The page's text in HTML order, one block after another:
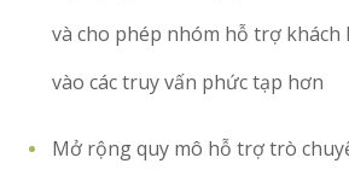
và cho phép nhóm hỗ trợ
vào các truy vấn phức tạp hơn
Mở rộng quy mô hỗ trợ trò